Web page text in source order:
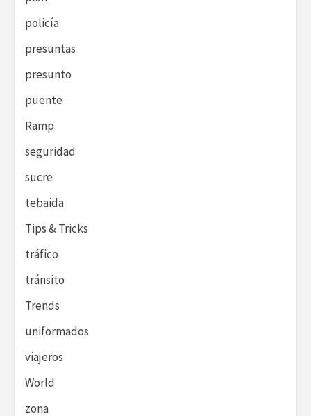
policía
presuntas
presunto
puente
Ramp
seguridad
sucre
tebaida
Tips & Tricks
tráfico
tránsito
Trends
uniformados
viajeros
World
zona